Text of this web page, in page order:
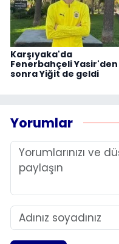
Karşıyaka'da
Fenerbahçeli Yasir'den
sonra Yiğit de geldi
Yorumlar